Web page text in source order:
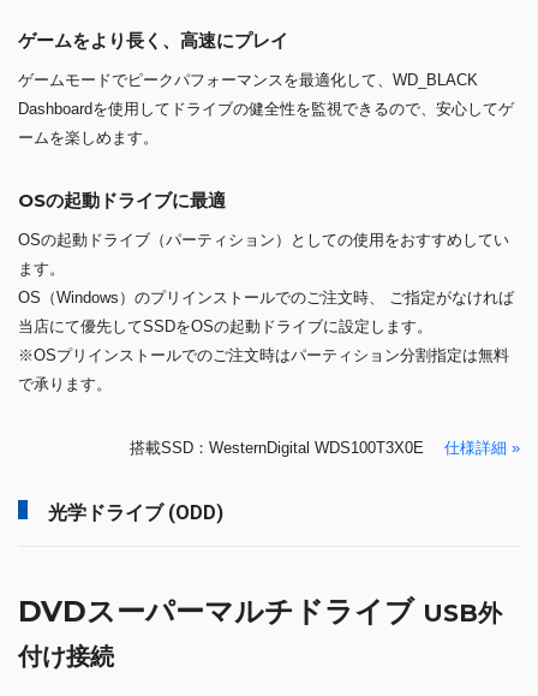
ゲームをより長く、高速にプレイ
ゲームモードでピークパフォーマンスを最適化して、WD_BLACK
Dashboardを使用してドライブの健全性を監視できるので、安心してゲ
ームを楽しめます。
OSの起動ドライブに最適
OSの起動ドライブ（パーティション）としての使用をおすすめしてい
ます。
OS（Windows）のプリインストールでのご注文時、 ご指定がなければ
当店にて優先してSSDをOSの起動ドライブに設定します。
※OSプリインストールでのご注文時はパーティション分割指定は無料
で承ります。
搭載SSD：WesternDigital WDS100T3X0E 仕様詳細 »
光学ドライブ (ODD)
DVDスーパーマルチドライブ USB外
付け接続